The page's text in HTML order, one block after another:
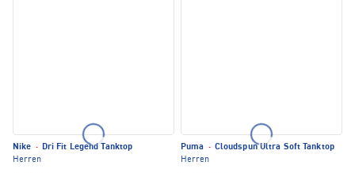
Nike · Dri Fit Legend Tanktop
Herren
Puma · Cloudspun Ultra Soft Tanktop
Herren